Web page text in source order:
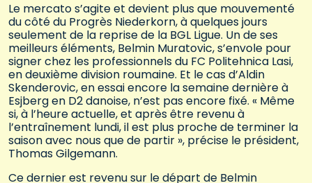
Le mercato s’agite et devient plus que mouvementé
du côté du Progrès Niederkorn, à quelques jours
seulement de la reprise de la BGL Ligue. Un de ses
meilleurs éléments, Belmin Muratovic, s’envole pour
signer chez les professionnels du FC Politehnica Lasi,
en deuxième division roumaine. Et le cas d’Aldin
Skenderovic, en essai encore la semaine dernière à
Esjberg en D2 danoise, n’est pas encore fixé. « Même
si, à l’heure actuelle, et après être revenu à
l’entraînement lundi, il est plus proche de terminer la
saison avec nous que de partir », précise le président,
Thomas Gilgemann.
Ce dernier est revenu sur le départ de Belmin